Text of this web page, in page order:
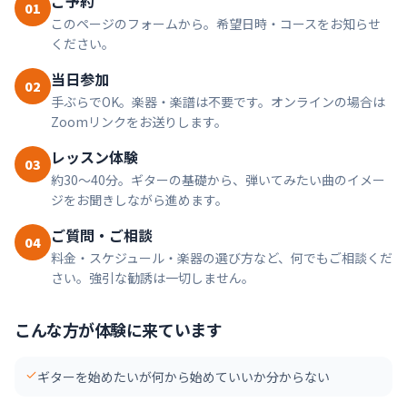
01
このページのフォームから。希望日時・コースをお知らせ
ください。
02 当日参加
手ぶらでOK。楽器・楽譜は不要です。オンラインの場合は
Zoomリンクをお送りします。
03 レッスン体験
約30〜40分。ギターの基礎から、弾いてみたい曲のイメー
ジをお聞きしながら進めます。
04 ご質問・ご相談
料金・スケジュール・楽器の選び方など、何でもご相談くだ
さい。強引な勧誘は一切しません。
こんな方が体験に来ています
ギターを始めたいが何から始めていいか分からない